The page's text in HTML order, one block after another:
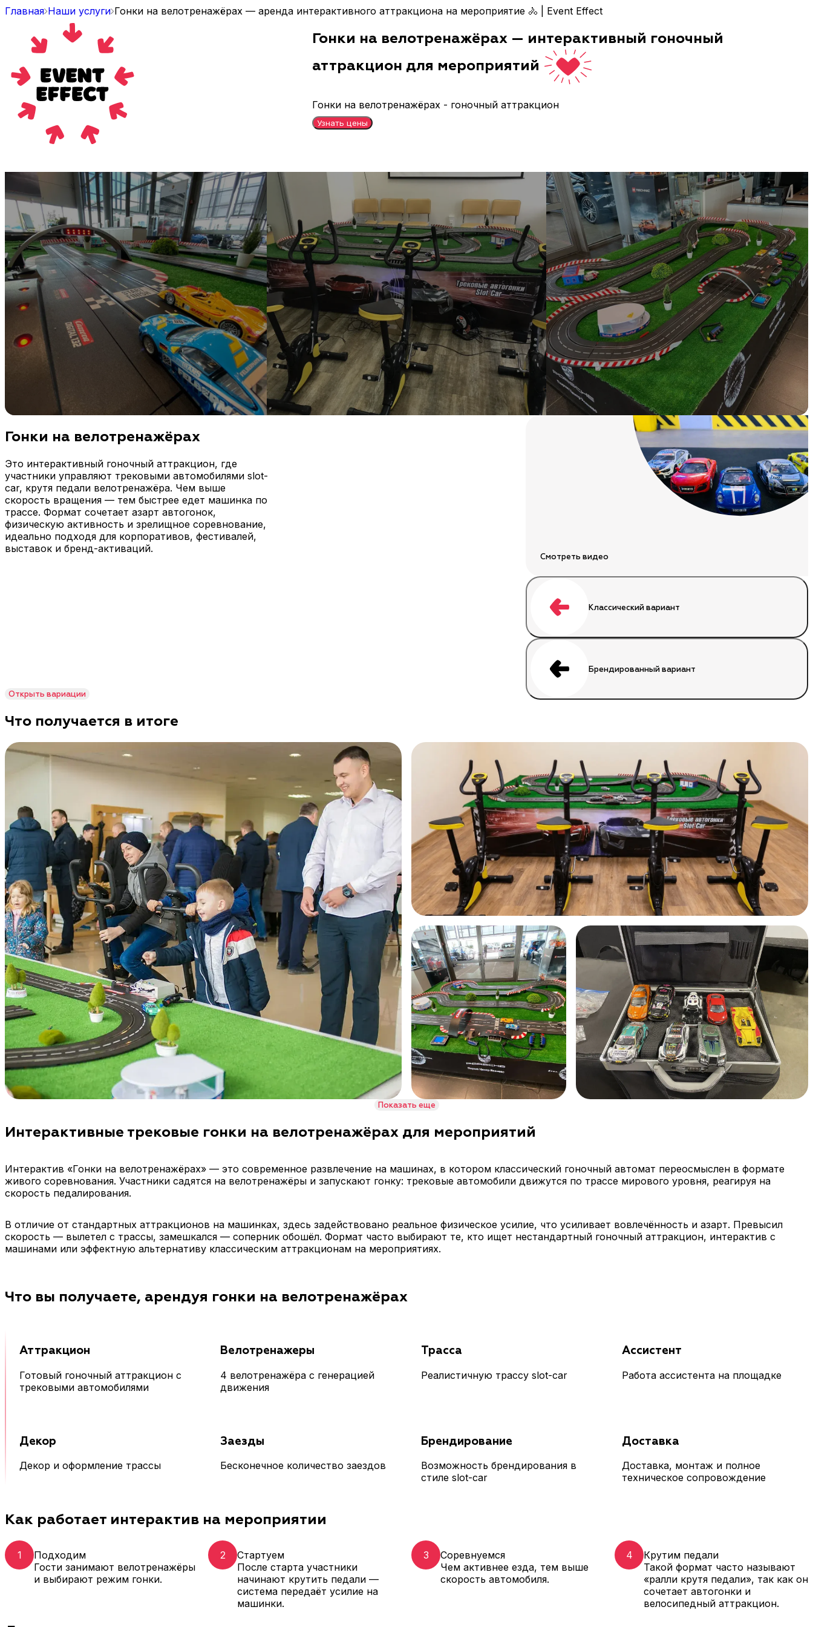
Главная Наши услуги Гонки на велотренажёрах — аренда интерактивного аттракциона на мероприятие 🚴 | Event Effect
Гонки на велотренажёрах — интерактивный гоночный
аттракцион для мероприятий
Гонки на велотренажёрах - гоночный аттракцион
Узнать цены
Гонки на велотренажёрах
Это интерактивный гоночный аттракцион, где
участники управляют трековыми автомобилями slot-
car, крутя педали велотренажёра. Чем выше
скорость вращения — тем быстрее едет машинка по
трассе. Формат сочетает азарт автогонок,
физическую активность и зрелищное соревнование,
идеально подходя для корпоративов, фестивалей,
выставок и бренд-активаций.
Открыть вариации
Смотреть видео
Классическийвариант
Брендированныйвариант
Парные гонки
Парные и командные гонки на
велотренажёрах
Турнирный формат с заездами и
Заезды
Свободные заезды (open play)
Брендированный гоночный трек
Что получается в итоге
Показать еще
Интерактивные трековые гонки на велотренажёрах для мероприятий
Интерактив «Гонки на велотренажёрах» — это современное развлечение на машинах, в котором классический гоночный автомат переосмыслен в формате
живого соревнования. Участники садятся на велотренажёры и запускают гонку: трековые автомобили движутся по трассе мирового уровня, реагируя на
скорость педалирования.
В отличие от стандартных аттракционов на машинках, здесь задействовано реальное физическое усилие, что усиливает вовлечённость и азарт. Превысил
скорость — вылетел с трассы, замешкался — соперник обошёл. Формат часто выбирают те, кто ищет нестандартный гоночный аттракцион, интерактив с
машинами или эффектную альтернативу классическим аттракционам на мероприятиях.
Что вы получаете, арендуя гонки на велотренажёрах
Аттракцион
Готовый гоночный аттракцион с
трековыми автомобилями
Велотренажеры
4 велотренажёра с генерацией
движения
Трасса
Реалистичную трассу slot-car
Ассистент
Работа ассистента на площадке
Декор
Декор и оформление трассы
Заезды
Бесконечное количество заездов
Брендирование
Возможность брендирования в
стиле slot-car
Доставка
Доставка, монтаж и полное
техническое сопровождение
Как работает интерактив на мероприятии
1
Подходим
Гости занимают велотренажёры
и выбирают режим гонки.
2
Стартуем
После старта участники
начинают крутить педали —
система передаёт усилие на
машинки.
3
Соревнуемся
Чем активнее езда, тем выше
скорость автомобиля.
4
Крутим педали
Такой формат часто называют
«ралли крутя педали», так как он
сочетает автогонки и
велосипедный аттракцион.